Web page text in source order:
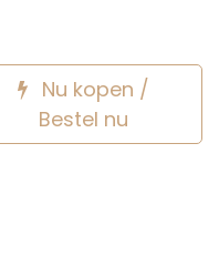
Nu kopen /
Bestel nu